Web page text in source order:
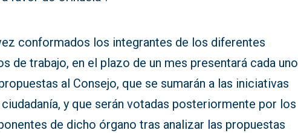
conformados los integrantes de los diferentes
de trabajo, en el plazo de un mes presentará cada uno
al Consejo, que se sumarán a las iniciativas
ciudadanía, y que serán votadas posteriormente por los
de dicho órgano tras analizar las propuestas